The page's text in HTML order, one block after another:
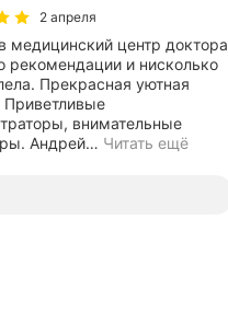
2 апреля
медицинский центр доктора
рекомендации и нисколько
уютная
Приветливые
внимательные
Андрей… Читать ещё